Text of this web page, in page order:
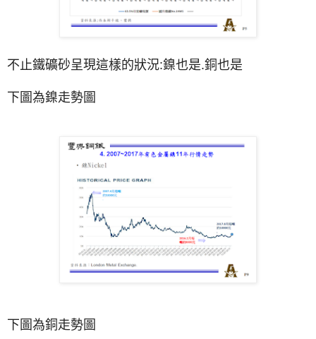
不止鐵礦砂呈現這樣的狀況:鎳也是.銅也是
下圖為鎳走勢圖
下圖為銅走勢圖